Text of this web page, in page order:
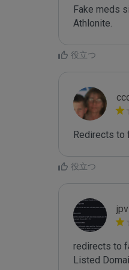
Fake meds
Athlonite.
役立つ
Redirects to
役立つ
redirects to
Listed